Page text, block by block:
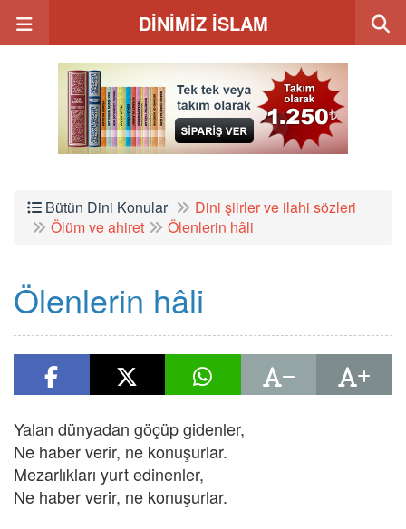
DİNİMİZ İSLAM
Bütün Dini Konular
Dini şiirler ve ilahi sözleri
Ölüm ve ahiret
Ölenlerin hâli
Ölenlerin hâli
Yalan dünyadan göçüp gidenler,
Ne haber verir, ne konuşurlar.
Mezarlıkları yurt edinenler,
Ne haber verir, ne konuşurlar.